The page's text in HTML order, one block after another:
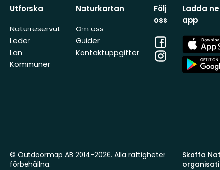
Utforska
Naturreservat
Leder
Län
Kommuner
Naturkartan
Om oss
Guider
Kontaktuppgifter
Följ
oss
Facebook
Instagram
Ladda
app
App
Store
App
Store
Skaffa
© Outdoormap AB 2014-2026. Alla rättigheter
förbehållna.